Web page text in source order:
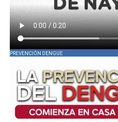
PREVENCIÓN DENGUE